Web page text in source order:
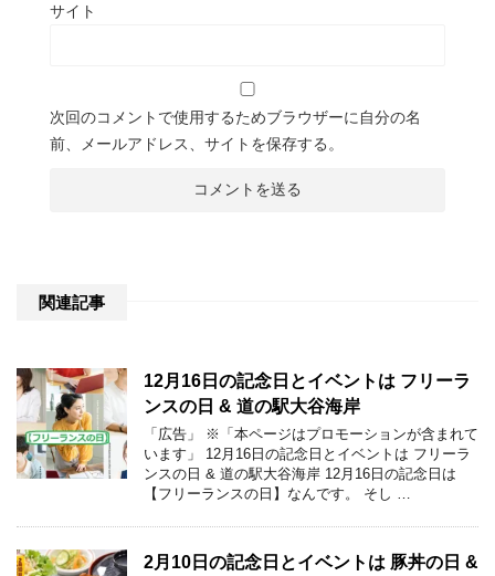
サイト
次回のコメントで使用するためブラウザーに自分の名
前、メールアドレス、サイトを保存する。
関連記事
12月16日の記念日とイベントは フリーラ
ンスの日 & 道の駅大谷海岸
「広告」 ※「本ページはプロモーションが含まれて
います」 12月16日の記念日とイベントは フリーラ
ンスの日 & 道の駅大谷海岸 12月16日の記念日は
【フリーランスの日】なんです。 そし …
2月10日の記念日とイベントは 豚丼の日 &